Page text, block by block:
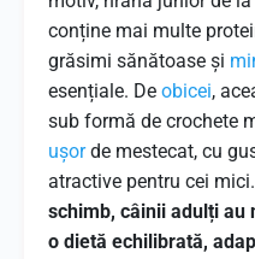
conține mai multe
grăsimi sănătoase și
esențiale. De obicei,
sub formă de crochete
ușorde mestecat, cu
atractive pentru cei mici.
schimb, câinii adulți au
o dietă echilibrată,